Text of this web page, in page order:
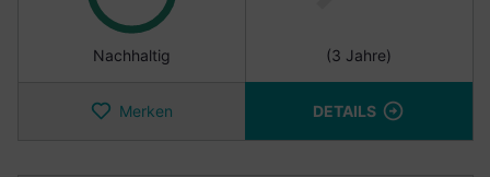
Nachhaltig (3 Jahre)
Merken DETAILS